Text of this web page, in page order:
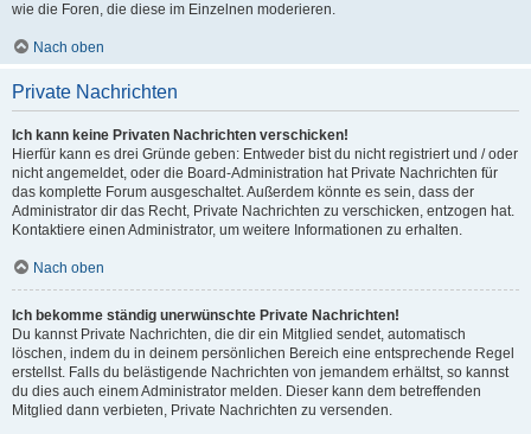
wie die Foren, die diese im Einzelnen moderieren.
Nach oben
Private Nachrichten
Ich kann keine Privaten Nachrichten verschicken!
Hierfür kann es drei Gründe geben: Entweder bist du nicht registriert und / oder
nicht angemeldet, oder die Board-Administration hat Private Nachrichten für
das komplette Forum ausgeschaltet. Außerdem könnte es sein, dass der
Administrator dir das Recht, Private Nachrichten zu verschicken, entzogen hat.
Kontaktiere einen Administrator, um weitere Informationen zu erhalten.
Nach oben
Ich bekomme ständig unerwünschte Private Nachrichten!
Du kannst Private Nachrichten, die dir ein Mitglied sendet, automatisch
löschen, indem du in deinem persönlichen Bereich eine entsprechende Regel
erstellst. Falls du belästigende Nachrichten von jemandem erhältst, so kannst
du dies auch einem Administrator melden. Dieser kann dem betreffenden
Mitglied dann verbieten, Private Nachrichten zu versenden.